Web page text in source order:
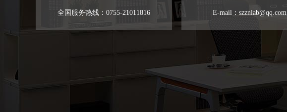
全国服务热线：0755-21011816 E-mail：szznlab@qq.com